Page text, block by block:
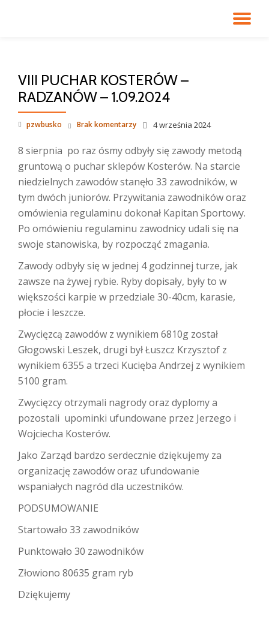
VIII PUCHAR KOSTERÓW –
RADZANÓW – 1.09.2024
pzwbusko 4 września 2024
Brak komentarzy
8 sierpnia po raz ósmy odbyły się zawody metodą
gruntową o puchar sklepów Kosterów. Na starcie
niedzielnych zawodów stanęło 33 zawodników, w
tym dwóch juniorów. Przywitania zawodników oraz
omówienia regulaminu dokonał Kapitan Sportowy.
Po omówieniu regulaminu zawodnicy udali się na
swoje stanowiska, by rozpocząć zmagania.
Zawody odbyły się w jednej 4 godzinnej turze, jak
zawsze na żywej rybie. Ryby dopisały, były to w
większości karpie w przedziale 30-40cm, karasie,
płocie i leszcze.
Zwycięzcą zawodów z wynikiem 6810g został
Głogowski Leszek, drugi był Łuszcz Krzysztof z
wynikiem 6355 a trzeci Kucięba Andrzej z wynikiem
5100 gram.
Zwycięzcy otrzymali nagrody oraz dyplomy a
pozostali upominki ufundowane przez Jerzego i
Wojciecha Kosterów.
Jako Zarząd bardzo serdecznie dziękujemy za
organizację zawodów oraz ufundowanie
wspaniałych nagród dla uczestników.
PODSUMOWANIE
Startowało 33 zawodników
Punktowało 30 zawodników
Złowiono 80635 gram ryb
Dziękujemy